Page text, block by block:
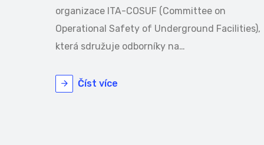
organizace ITA-COSUF (Committee on
Operational Safety of Underground Facilities),
která sdružuje odborníky na…
Číst více